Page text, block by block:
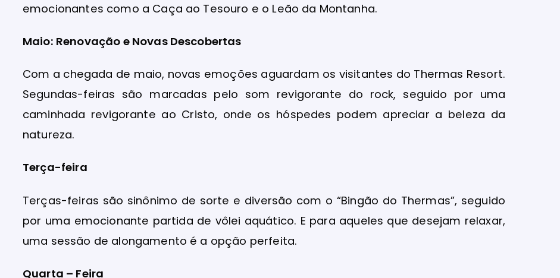
emocionantes como a Caça ao Tesouro e o Leão da Montanha.
Maio: Renovação e Novas Descobertas
Com a chegada de maio, novas emoções aguardam os visitantes do Thermas Resort.
Segundas-feiras são marcadas pelo som revigorante do rock, seguido por uma
caminhada revigorante ao Cristo, onde os hóspedes podem apreciar a beleza da
natureza.
Terça-feira
Terças-feiras são sinônimo de sorte e diversão com o “Bingão do Thermas”, seguido
por uma emocionante partida de vôlei aquático. E para aqueles que desejam relaxar,
uma sessão de alongamento é a opção perfeita.
Quarta – Feira